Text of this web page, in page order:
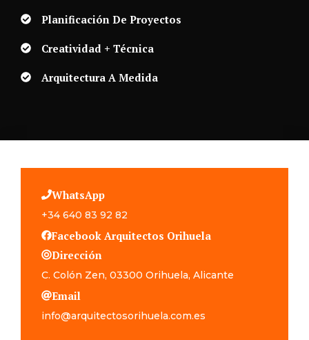
Planificación De Proyectos
Creatividad + Técnica
Arquitectura A Medida
WhatsApp
+34 640 83 92 82
Facebook Arquitectos Orihuela
Dirección
C. Colón Zen, 03300 Orihuela, Alicante
Email
info@arquitectosorihuela.com.es